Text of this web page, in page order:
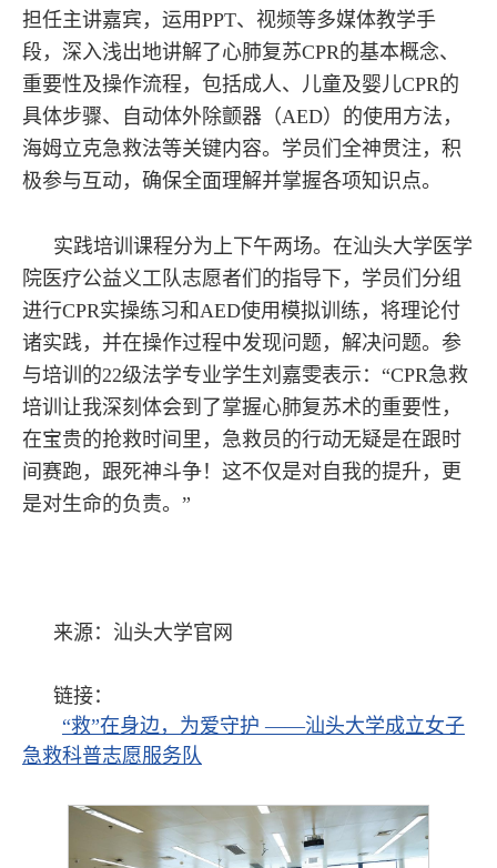
担任主讲嘉宾，运用PPT、视频等多媒体教学手
段，深入浅出地讲解了心肺复苏CPR的基本概念、
重要性及操作流程，包括成人、儿童及婴儿CPR的
具体步骤、自动体外除颤器（AED）的使用方法，
海姆立克急救法等关键内容。学员们全神贯注，积
极参与互动，确保全面理解并掌握各项知识点。
实践培训课程分为上下午两场。在汕头大学医学
院医疗公益义工队志愿者们的指导下，学员们分组
进行CPR实操练习和AED使用模拟训练，将理论付
诸实践，并在操作过程中发现问题，解决问题。参
与培训的22级法学专业学生刘嘉雯表示：“CPR急救
培训让我深刻体会到了掌握心肺复苏术的重要性，
在宝贵的抢救时间里，急救员的行动无疑是在跟时
间赛跑，跟死神斗争！这不仅是对自我的提升，更
是对生命的负责。”
来源：汕头大学官网
链接：
“救”在身边，为爱守护 ——汕头大学成立女子
急救科普志愿服务队